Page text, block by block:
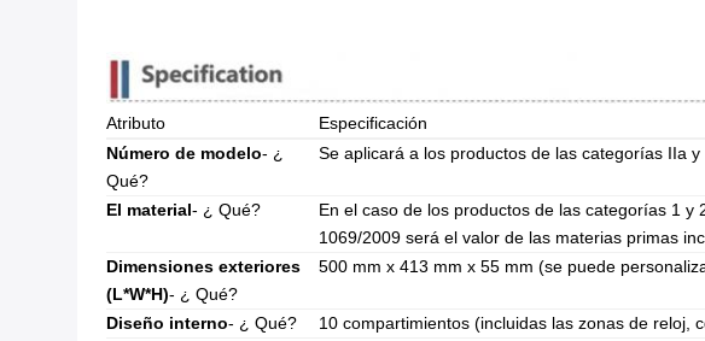
Atributo
Especificación
Número de modelo- ¿
Qué?
Se aplicará a los productos de las categorías IIa y
El material- ¿ Qué?
En el caso de los productos de las categorías 1
1069/2009 será el valor de las materias primas
Dimensiones exteriores
(L*W*H)- ¿ Qué?
500 mm x 413 mm x 55 mm (se puede
Diseño interno- ¿ Qué?
10 compartimientos (incluidas las zonas de reloj,